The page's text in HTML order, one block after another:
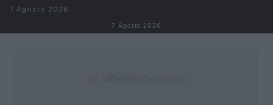
Salta al contenuto
7 Agosto 2026
7 Agosto 2026